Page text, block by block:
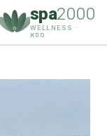
spa2000
WELLNESS ·
ספא